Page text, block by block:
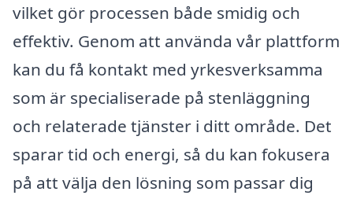
vilket gör processen både smidig och
effektiv. Genom att använda vår plattform
kan du få kontakt med yrkesverksamma
som är specialiserade på stenläggning
och relaterade tjänster i ditt område. Det
sparar tid och energi, så du kan fokusera
på att välja den lösning som passar dig